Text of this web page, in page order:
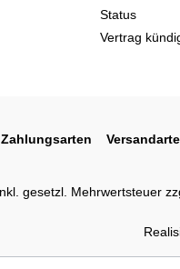
Status
Vertrag
Zahlungsarten
gesetzl. Mehrwertsteuer